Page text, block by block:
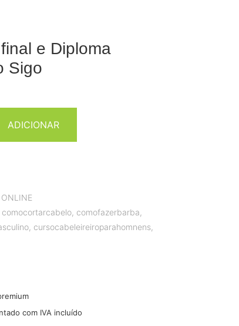
e Diploma
Sigo
ADICIONAR
comocortarcabelo, comofazerbarba,
, cursocabeleireiroparahomnens,
com IVA incluído